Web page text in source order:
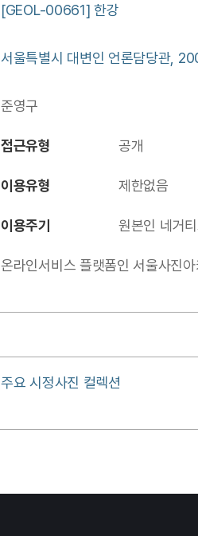
[GEOL-00661] 한강
서울특별시 대변인 언론담당관,
준영구
접근유형 공개
이용유형 제한없음
이용주기 원본인 네거
온라인서비스 플랫폼인 서울사진
주요 시정사진 컬렉션